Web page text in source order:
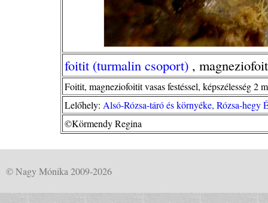
foitit (turmalin csoport) ,
Foitit, magneziofoitit vasas festéssel, képszélesség 2
Lelőhely: Alsó-Rózsa-táró és környéke, Rózsa-hegy
©Körmendy Regina
© Nagy Mónika 2009-2026